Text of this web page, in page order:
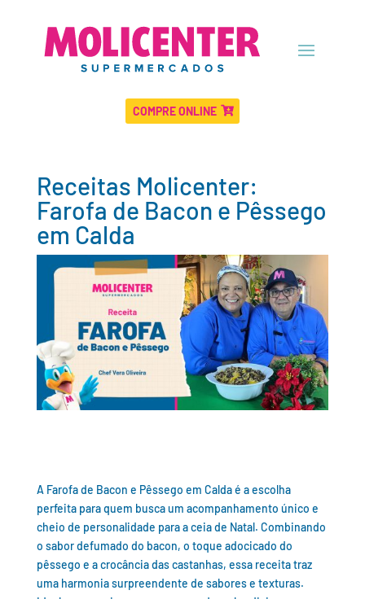
COMPRE ONLINE
Receitas Molicenter:
Farofa de Bacon e Pêssego
em Calda
A Farofa de Bacon e Pêssego em Calda é a escolha
perfeita para quem busca um acompanhamento único e
cheio de personalidade para a ceia de Natal. Combinando
o sabor defumado do bacon, o toque adocicado do
pêssego e a crocância das castanhas, essa receita traz
uma harmonia surpreendente de sabores e texturas.